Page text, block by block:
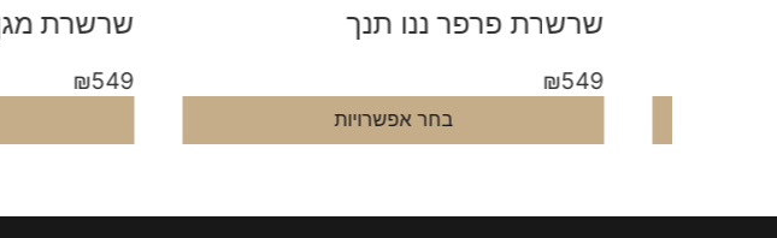
שרשרת פרפר ננו תנך
₪
בחר אפשרויות
שרשרת מגן
₪